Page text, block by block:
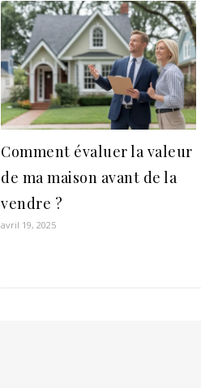
Comment évaluer la valeur
de ma maison avant de la
vendre ?
avril 19, 2025